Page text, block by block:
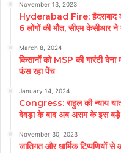
November 13, 2023
Hyderabad Fire: हैदराबाद
6 लोगों की मौत, सीएम केसीआर ने
March 8, 2024
किसानों को MSP की गारंटी
फंस रहा पेंच
January 14, 2024
Congress: राहुल की न्याय
देवड़ा के बाद अब असम के इस बड़े
November 30, 2023
जातिगत और धार्मिक टिप्पणियों